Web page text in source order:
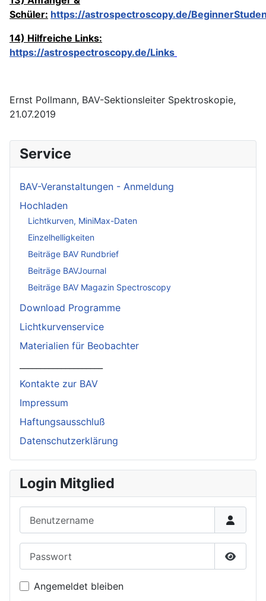
Schüler: https://astrospectroscopy.de/
14) Hilfreiche Links:
https://astrospectroscopy.de/Links
Ernst Pollmann, BAV-Sektionsleiter Spektroskopie,
21.07.2019
Service
BAV-Veranstaltungen - Anmeldung
Hochladen
Lichtkurven, MiniMax-Daten
Einzelhelligkeiten
Beiträge BAV Rundbrief
Beiträge BAVJournal
Beiträge BAV Magazin Spectroscopy
Download Programme
Lichtkurvenservice
Materialien für Beobachter
Kontakte zur BAV
Impressum
Haftungsausschluß
Datenschutzerklärung
Login Mitglied
Angemeldet bleiben